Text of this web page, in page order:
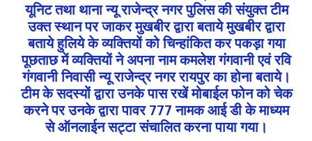
यूनिट तथा थाना न्यू राजेन्द्र नगर पुलिस की संयुक्त टीम
उक्त स्थान पर जाकर मुखबीर द्वारा बताये मुखबीर द्वारा
बताये हुलिये के व्यक्तियों को चिन्हांकित कर पकड़ा गया
पूछताछ में व्यक्तियों ने अपना नाम कमलेश गंगवानी एवं रवि
गंगवानी निवासी न्यू राजेन्द्र नगर रायपुर का होना बताये।
टीम के सदस्यों द्वारा उनके पास रखें मोबाईल फोन को चेक
करने पर उनके द्वारा पावर 777 नामक आई डी के माध्यम
से ऑनलाईन सट्टा संचालित करना पाया गया।